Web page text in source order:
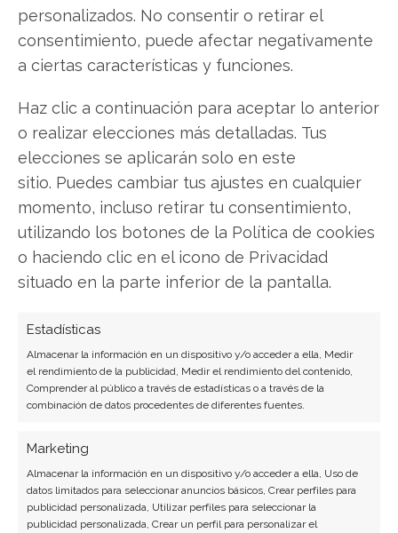
personalizados. No consentir o retirar el
consentimiento, puede afectar negativamente
a ciertas características y funciones.
Haz clic a continuación para aceptar lo anterior
o realizar elecciones más detalladas. Tus
elecciones se aplicarán solo en este
sitio. Puedes cambiar tus ajustes en cualquier
momento, incluso retirar tu consentimiento,
utilizando los botones de la Política de cookies
o haciendo clic en el icono de Privacidad
situado en la parte inferior de la pantalla.
Estadísticas
Almacenar la información en un dispositivo y/o acceder a ella, Medir
el rendimiento de la publicidad, Medir el rendimiento del contenido,
Comprender al público a través de estadísticas o a través de la
combinación de datos procedentes de diferentes fuentes.
Marketing
Almacenar la información en un dispositivo y/o acceder a ella, Uso de
datos limitados para seleccionar anuncios básicos, Crear perfiles para
publicidad personalizada, Utilizar perfiles para seleccionar la
publicidad personalizada, Crear un perfil para personalizar el
Plug Power: ¿Comprar o vender?¡Lee más aquí!
Plug Power
Compartir este artículo
Twitter
Copiar enlace
SOBRE EL AUTOR